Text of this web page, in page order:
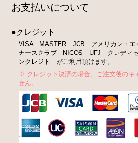
お支払いについて
●クレジット
VISA MASTER JCB アメリカン・
ナースクラブ NICOS UFJ クレデ
ンクレジト がご利用頂けます。
※ クレジット決済の場合、ご注文後のキ
せん。